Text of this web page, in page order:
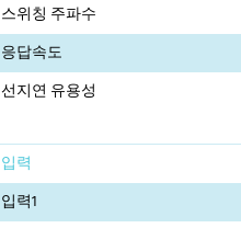
스위칭 주파수
응답속도
선지연 유용성
입력
입력1